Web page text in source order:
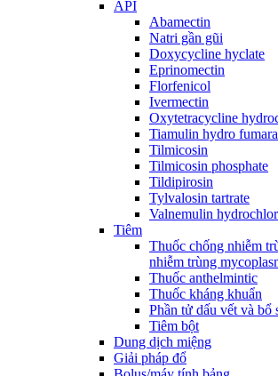
API
Abamectin
Natri gần gũi
Doxycycline hyclate
Eprinomectin
Florfenicol
Ivermectin
Oxytetracycline
Tiamulin hydro
Tilmicosin
Tilmicosin phosphate
Tildipirosin
Tylvalosin tartrate
Valnemulin
Tiêm
Thuốc chống nhiễm
nhiễm trùng
Thuốc anthelmintic
Thuốc kháng khuẩn
Phần tử dấu vết và bổ
Tiêm bột
Dung dịch miệng
Giải pháp đổ